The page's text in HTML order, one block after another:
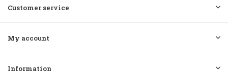
Customer service
My account
Information